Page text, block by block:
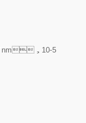
nm，10-5